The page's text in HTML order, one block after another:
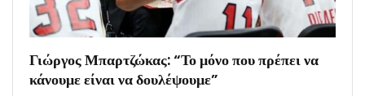
Γιώργος Μπαρτζώκας: “Το μόνο που πρέπει να
κάνουμε είναι να δουλέψουμε”